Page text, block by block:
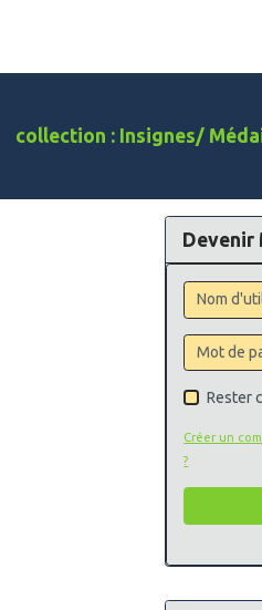
collection : Insignes/
Devenir
Rester
Créer un
?